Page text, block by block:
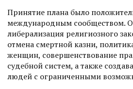
Принятие плана было
международным сообществом.
либерализация религиозного
отмена смертной казни,
женщин, совершенствование
судебной систем, а также
людей с ограниченными